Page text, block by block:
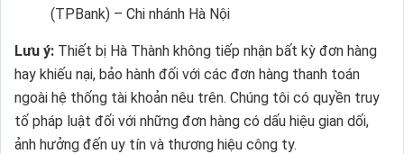
(TPBank) – Chi nhánh Hà Nội
Lưu ý: Thiết bị Hà Thành không tiếp nhận bất kỳ đơn hàng
hay khiếu nại, bảo hành đối với các đơn hàng thanh toán
ngoài hệ thống tài khoản nêu trên. Chúng tôi có quyền truy
tố pháp luật đối với những đơn hàng có dấu hiệu gian dối,
ảnh hưởng đến uy tín và thương hiệu công ty.